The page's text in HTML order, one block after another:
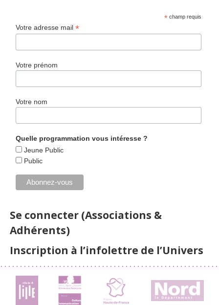
* champ requis
Votre adresse mail*
Votre prénom
Votre nom
Quelle programmation vous intéresse ?
Jeune Public
Public
Se connecter (Associations &
Adhérents)
Inscription à l’infolettre de l’Univers